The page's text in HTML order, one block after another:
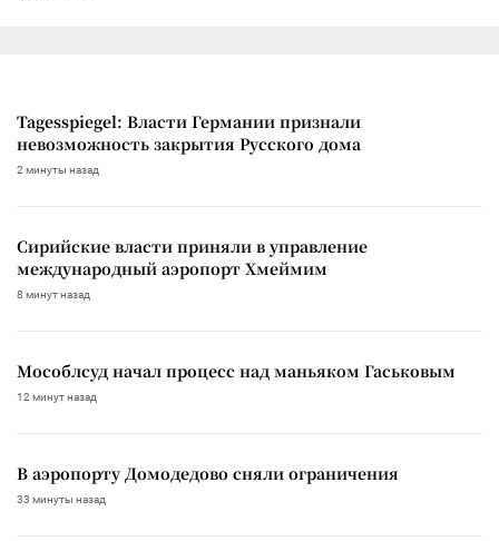
Tagesspiegel: Власти Германии признали
невозможность закрытия Русского дома
2 минуты назад
Сирийские власти приняли в управление
международный аэропорт Хмеймим
8 минут назад
Мособлсуд начал процесс над маньяком Гаськовым
12 минут назад
В аэропорту Домодедово сняли ограничения
33 минуты назад